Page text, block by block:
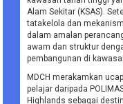
Alam Sekitar (KSAS).
tatakelola dan
dalam amalan
awam dan struktur
pembangunan di
MDCH merakamkan
pelajar daripada
Highlands sebagai